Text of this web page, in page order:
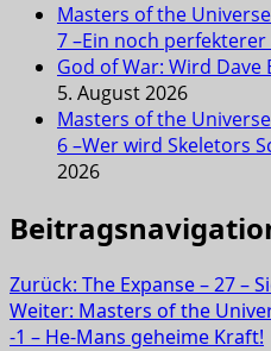
Masters of the
7 –Ein noch perfekterer
God of War: Wird
5. August 2026
Masters of the
6 –Wer wird Skeletors
2026
Zurück: The Expanse – 27 –
Weiter: Masters of the
-1 – He-Mans geheime Kraft!